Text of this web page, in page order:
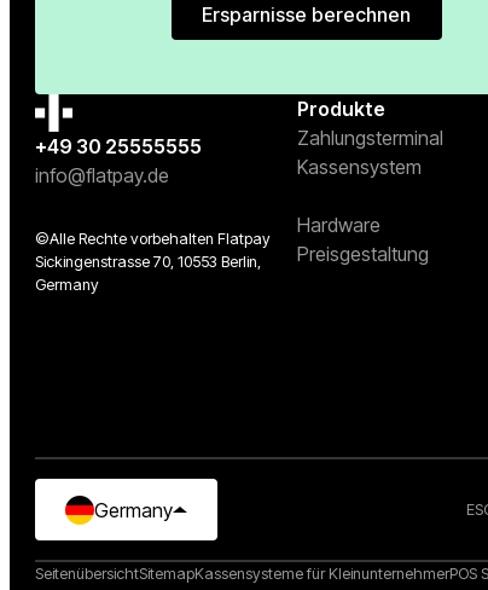
Ersparnisse
Ersparnisse berechnen
+49 30 25555555
info@flatpay.de
©Alle Rechte vorbehalten Flatpay
Sickingenstrasse 70, 10553 Berlin,
Germany
Produkte
Zahlungsterminal
Kassensystem
Hardware
Preisgestaltung
Germany
SeitenübersichtSitemapKassensysteme für KleinunternehmerPOS